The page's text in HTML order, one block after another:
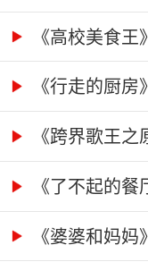
《高校美食
《行走的厨
《跨界歌王
《了不起的
《婆婆和妈